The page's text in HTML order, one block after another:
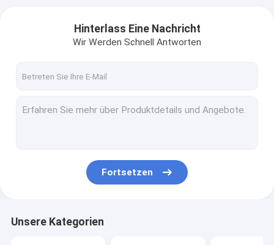
AIO-Note PC
PCAP-Touch Screen
PCAP-Noten-Folie
Hinterlass Eine Nachricht
Wir Werden Schnell Antworten
Fortsetzen
Unsere Kategorien